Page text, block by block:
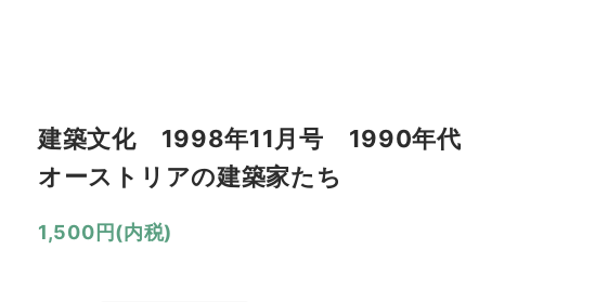
建築文化 1998年11月号 1990年代
オーストリアの建築家たち
1,500円(内税)